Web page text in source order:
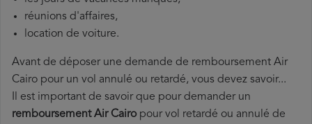
réunions d'affaires,
location de voiture.
Avant de déposer une demande de remboursement Air
Cairo pour un vol annulé ou retardé, vous devez savoir...
Il est important de savoir que pour demander un
remboursement Air Cairopour vol retardé ou annulé de